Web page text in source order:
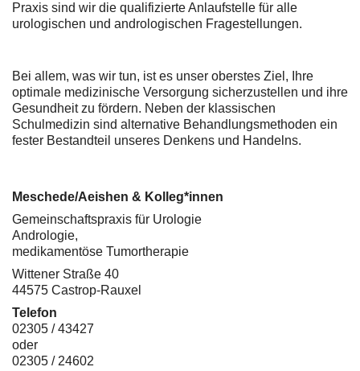
Praxis sind wir die qualifizierte Anlaufstelle für alle
urologischen und andrologischen Fragestellungen.
Bei allem, was wir tun, ist es unser oberstes Ziel, Ihre
optimale medizinische Versorgung sicherzustellen und ihre
Gesundheit zu fördern. Neben der klassischen
Schulmedizin sind alternative Behandlungsmethoden ein
fester Bestandteil unseres Denkens und Handelns.
Meschede/Aeishen & Kolleg*innen
Gemeinschaftspraxis für Urologie
Andrologie,
medikamentöse Tumortherapie
Wittener Straße 40
44575 Castrop-Rauxel
Telefon
02305 / 43427
oder
02305 / 24602